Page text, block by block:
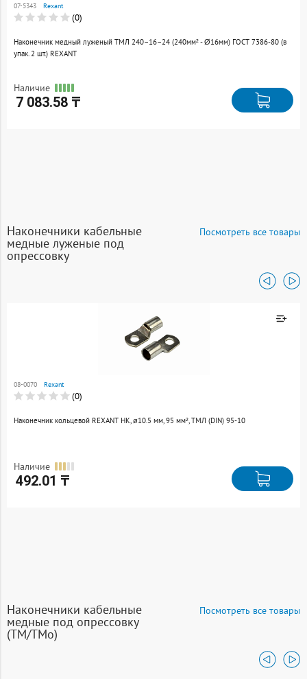
07-5343 Rexant
(0)
Наконечник медный луженый ТМЛ 240–16–24 (240мм² - Ø16мм) ГОСТ 7386-80 (в
упак. 2 шт.) REXANT
Наличие
7 083.58 ₸
Наконечники кабельные
медные луженые под
опрессовку
Посмотреть все товары
08-0070 Rexant
(0)
Наконечник кольцевой REXANT НК, ø10.5 мм, 95 мм², ТМЛ (DIN) 95-10
Наличие
492.01 ₸
Наконечники кабельные
медные под опрессовку
(ТМ/ТМо)
Посмотреть все товары